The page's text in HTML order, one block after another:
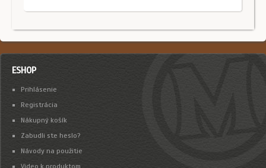
ESHOP
Prihlásenie
Registrácia
Nákupný košík
Zabudli ste heslo?
Návody na použitie